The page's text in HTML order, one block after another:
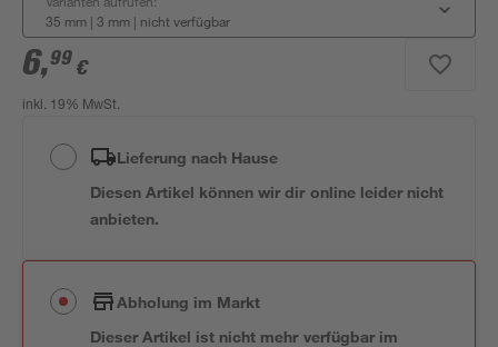
35 mm | 3 mm | nicht verfügbar
6,99 €
inkl. 19% MwSt.
Lieferung nach Hause
Diesen Artikel können wir dir online leider nicht
anbieten.
Abholung im Markt
Dieser Artikel ist nicht mehr verfügbar im